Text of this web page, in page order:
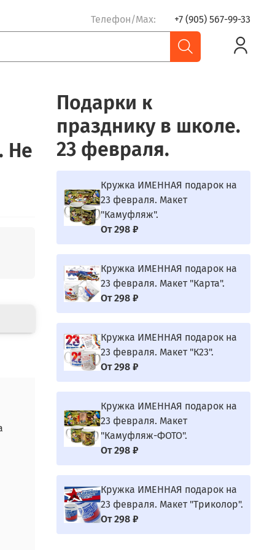
Телефон/Max: +7 (905) 567-99-33
Не
Подарки к
празднику в школе.
23 февраля.
Кружка ИМЕННАЯ подарок на
23 февраля. Макет
"Камуфляж".
От 298 ₽
Кружка ИМЕННАЯ подарок на
23 февраля. Макет "Карта".
От 298 ₽
Кружка ИМЕННАЯ подарок на
23 февраля. Макет "К23".
От 298 ₽
Кружка ИМЕННАЯ подарок на
23 февраля. Макет
"Камуфляж-ФОТО".
От 298 ₽
Кружка ИМЕННАЯ подарок на
23 февраля. Макет "Триколор".
От 298 ₽